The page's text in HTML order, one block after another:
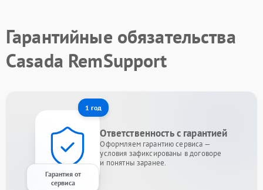
Гарантийные обязательства
Casada RemSupport
1 год
Гарантия от
сервиса
Ответственность с гарантией
Оформляем гарантию сервиса —
условия зафиксированы в договоре
и понятны заранее.